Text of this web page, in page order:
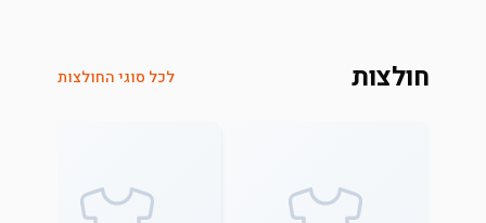
חולצות לכל סוגי החולצות